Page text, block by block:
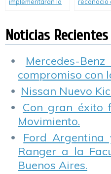
Noticias Recientes
Mercedes-
compromiso con
Nissan Nuevo
Con gran éxito
Movimiento.
Ford
Ranger a la
Buenos Aires.